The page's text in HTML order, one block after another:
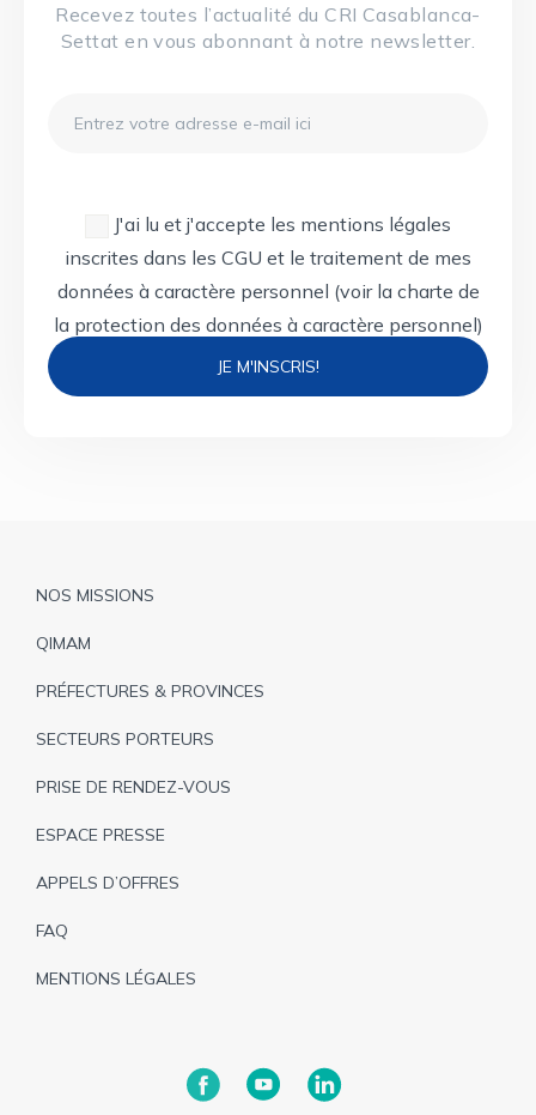
Recevez toutes l’actualité du CRI Casablanca-
Settat en vous abonnant à notre newsletter.
J'ai lu et j'accepte les mentions légales
inscrites dans les CGU et le traitement de mes
données à caractère personnel (voir la charte de
la protection des données à caractère personnel)
Pied
de
NOS MISSIONS
QIMAM
PRÉFECTURES & PROVINCES
SECTEURS PORTEURS
PRISE DE RENDEZ-VOUS
ESPACE PRESSE
APPELS D’OFFRES
FAQ
MENTIONS LÉGALES